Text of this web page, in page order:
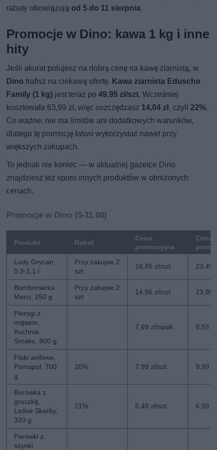
rabaty obowiązują od 5 do 11 sierpnia.
Promocje w Dino: kawa 1 kg i inne
hity
Jeśli akurat polujesz na dobrą cenę na kawę ziarnistą, w
Dino trafisz na ciekawą ofertę. Kawa ziarnista Eduscho
Family (1 kg) jest teraz po49,95 zł/szt. Wcześniej
kosztowała 63,99 zł, więc oszczędzasz 14,04 zł, czyli22%.
Co ważne: nie ma limitów ani dodatkowych warunków,
dlatego tę promocję łatwo wykorzystać nawet przy
większych zakupach.
To jednak nie koniec — w aktualnej gazetce Dino
znajdziesz też sporo innych produktów w obniżonych
cenach.
Promocje w Dino (5-11.08)
Produkt Rabat
Cena
promocyjna
Cena
Lody Grycan,
0,9-1,1 l
Przy zakupie 2
szt.
16,85 zł/szt. 23,49
Bombonierka
Merci, 250 g
Przy zakupie 2
szt.
14,95 zł/szt. 23,99
Pierogi z
mięsem,
Kuchnia
Smaku, 800 g
7,69 zł/opak. 8,55
Flaki wołowe,
Pamapol, 700
g
20% 7,99 zł/szt. 9,99
Borówka z
gruszką,
Leśne Skarby,
320 g
21% 5,49 zł/szt. 6,99
Parówki z
szynki